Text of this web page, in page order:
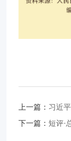
上一篇： 习近平
下一篇：短评·